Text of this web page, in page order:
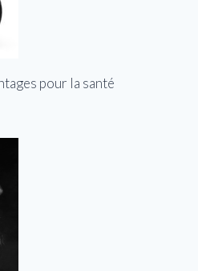
pour la santé